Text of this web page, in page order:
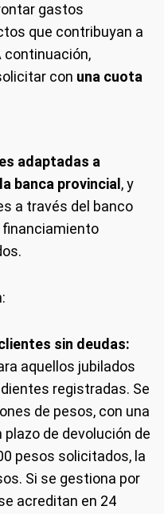
gastos
que contribuyan a
continuación,
con una cuota
adaptadas a
banca provincial , y
a través del banco
financiamiento
sin deudas:
aquellos jubilados
registradas. Se
de pesos, con una
plazo de devolución de
pesos solicitados, la
Si se gestiona por
acreditan en 24